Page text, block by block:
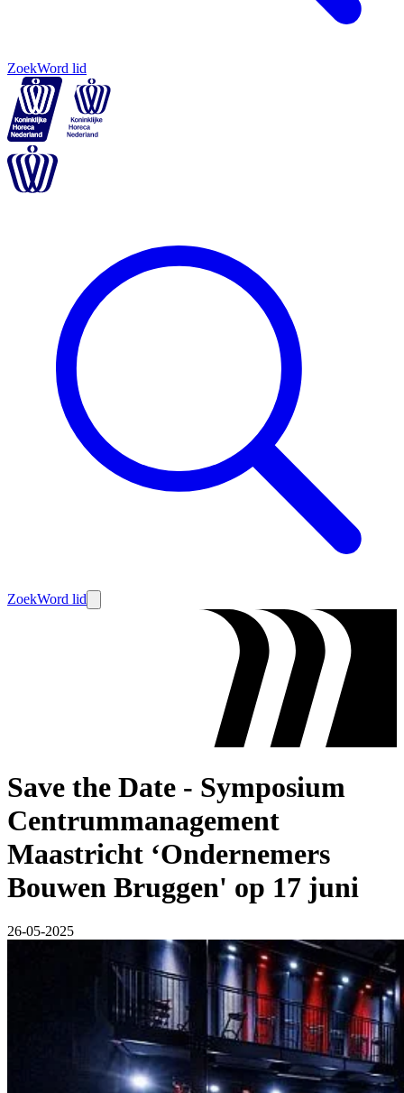
ZoekWord lid
ZoekWord lid
Save the Date - Symposium
Centrummanagement
Maastricht ‘Ondernemers
Bouwen Bruggen' op 17 juni
26-05-2025